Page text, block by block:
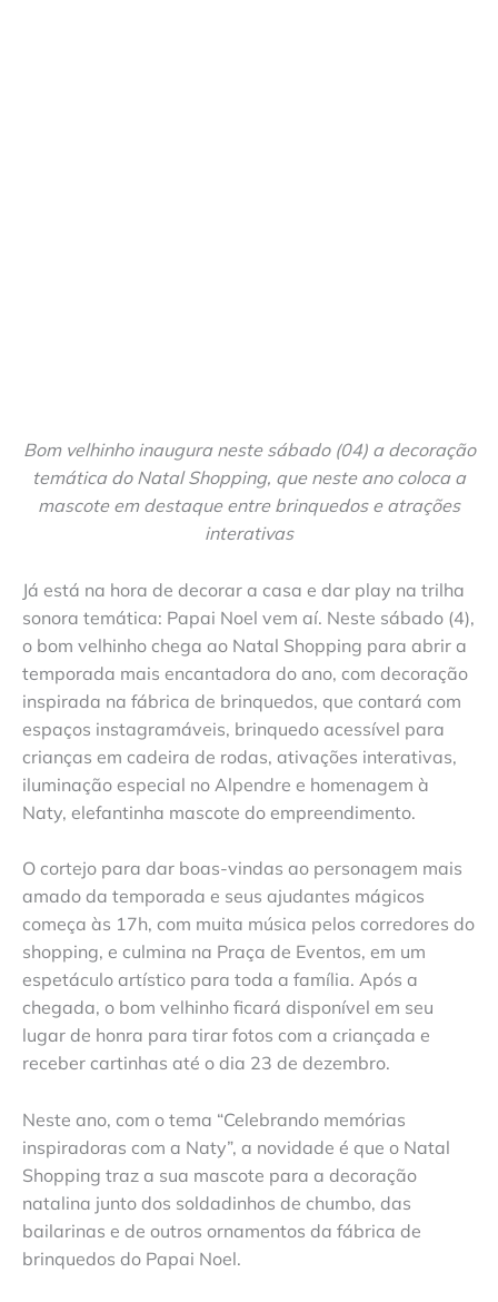
Bom velhinho inaugura neste sábado (04) a decoração
temática do Natal Shopping, que neste ano coloca a
mascote em destaque entre brinquedos e atrações
interativas
Já está na hora de decorar a casa e dar play na trilha
sonora temática: Papai Noel vem aí. Neste sábado (4),
o bom velhinho chega ao Natal Shopping para abrir a
temporada mais encantadora do ano, com decoração
inspirada na fábrica de brinquedos, que contará com
espaços instagramáveis, brinquedo acessível para
crianças em cadeira de rodas, ativações interativas,
iluminação especial no Alpendre e homenagem à
Naty, elefantinha mascote do empreendimento.
O cortejo para dar boas-vindas ao personagem mais
amado da temporada e seus ajudantes mágicos
começa às 17h, com muita música pelos corredores do
shopping, e culmina na Praça de Eventos, em um
espetáculo artístico para toda a família. Após a
chegada, o bom velhinho ficará disponível em seu
lugar de honra para tirar fotos com a criançada e
receber cartinhas até o dia 23 de dezembro.
Neste ano, com o tema “Celebrando memórias
inspiradoras com a Naty”, a novidade é que o Natal
Shopping traz a sua mascote para a decoração
natalina junto dos soldadinhos de chumbo, das
bailarinas e de outros ornamentos da fábrica de
brinquedos do Papai Noel.